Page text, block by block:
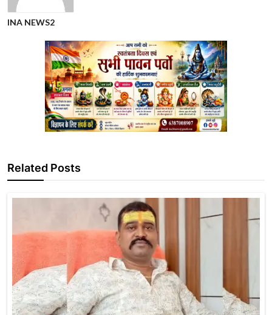
INA NEWS2
Related Posts